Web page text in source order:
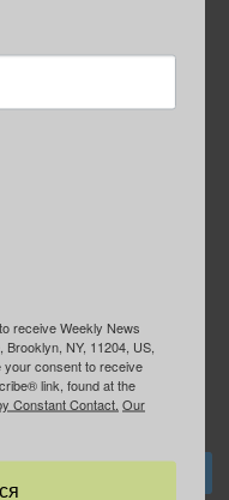
Группа “ИЩУ СОВЕТА”
receive Weekly News
NY, 11204, US,
your consent to receive
link, found at the
Constant Contact. Our